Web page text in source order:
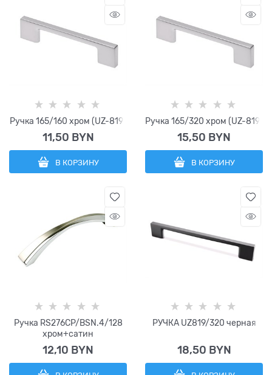
Ручка 165/160 хром (UZ-819)
11,50 BYN
В КОРЗИНУ
Ручка 165/320 хром (UZ-819)
15,50 BYN
В КОРЗИНУ
Ручка RS276CP/BSN.4/128
хром+сатин
12,10 BYN
РУЧКА UZ819/320 черная
18,50 BYN